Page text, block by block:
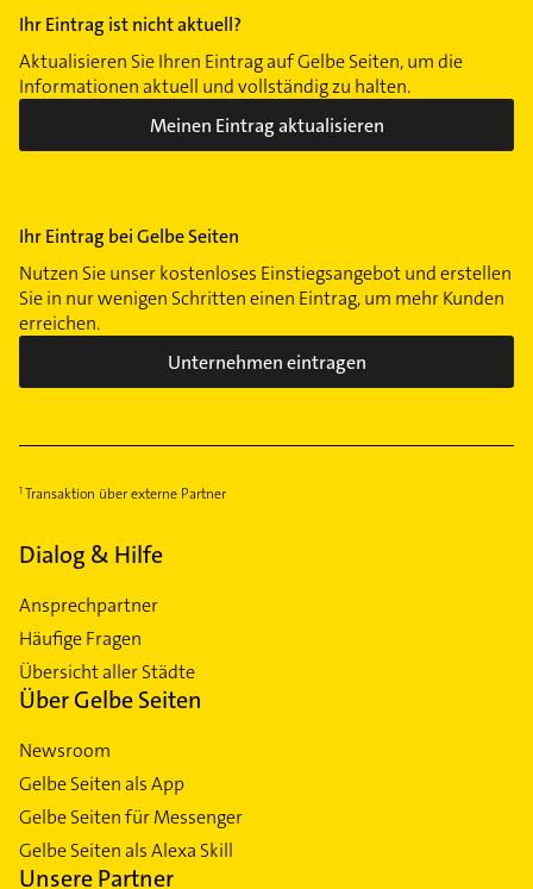
Ihr Eintrag ist nicht aktuell?
Aktualisieren Sie Ihren Eintrag auf Gelbe Seiten, um die
Informationen aktuell und vollständig zu halten.
Meinen Eintrag aktualisieren
Ihr Eintrag bei Gelbe Seiten
Nutzen Sie unser kostenloses Einstiegsangebot und erstellen
Sie in nur wenigen Schritten einen Eintrag, um mehr Kunden
erreichen.
Unternehmen eintragen
Transaktion über externe Partner
Dialog & Hilfe
Ansprechpartner
Häufige Fragen
Übersicht aller Städte
Über Gelbe Seiten
Newsroom
Gelbe Seiten als App
Gelbe Seiten für Messenger
Gelbe Seiten als Alexa Skill
Unsere Partner